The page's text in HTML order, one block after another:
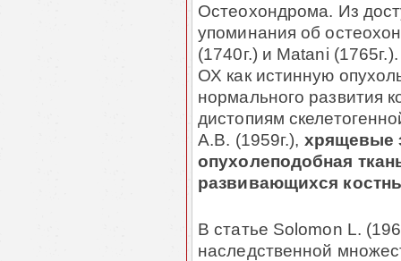
Остеохондрома. Из
упоминания об
(1740г.) и Matani
ОХ как истинную
нормального развития
дистопиям
А.В. (1959г.), хрящевые
опухолеподобная
разви­ва­ю­щихся
В статье Solomon L.
наследственной